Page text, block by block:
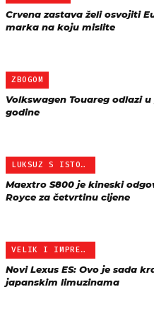
Crvena zastava želi osvojiti
marka na koju mislite
ZBOGOM
Volkswagen Touareg odlazi
godine
LUKSUZ S ISTOKA
Maextro S800 je kineski
Royce za četvrtinu cijene
VELIK I IMPRESIAN
Novi Lexus ES: Ovo je sada
japanskim limuzinama